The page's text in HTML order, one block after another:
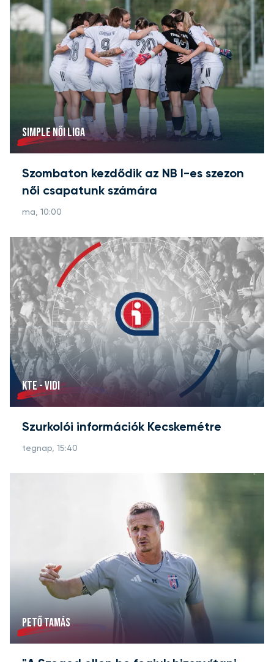
SIMPLE NŐI LIGA
Szombaton kezdődik az NB I-es szezon
női csapatunk számára
ma, 10:00
KTE - VIDI
Szurkolói információk Kecskemétre
tegnap, 15:40
PETŐ TAMÁS